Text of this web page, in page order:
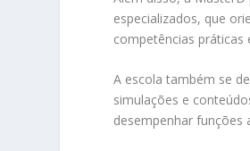
especializados, que
competências práticas
A escola também se
simulações e
desempenhar funções